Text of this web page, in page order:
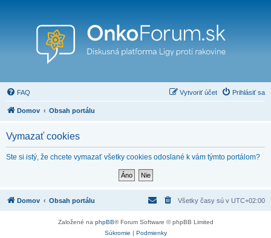
FAQ Prihlásiť sa
Vytvoriť účet
Domov Obsah portálu
Vymazať cookies
Ste si istý, že chcete vymazať všetky cookies odoslané k vám týmto portálom?
Domov Obsah portálu Všetky časy sú v UTC+02:00
Založené na phpBB® Forum Software © phpBB Limited
Súkromie | Podmienky